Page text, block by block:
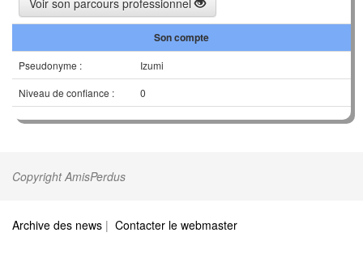
Voir son parcours professionnel
Son compte
Pseudonyme :
Izumi
Niveau de confiance :
0
Copyright AmisPerdus
Archive des news | Contacter le webmaster